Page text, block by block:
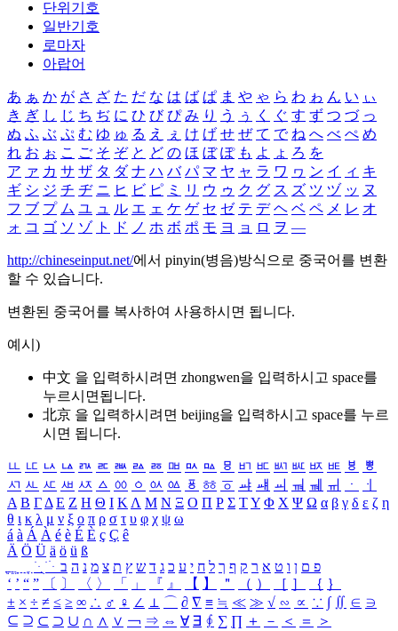
단위기호
일반기호
로마자
아랍어
あ ぁ か が さ ざ た だ な は ば ぱ ま や ゃ ら わ ゎ ん い ぃ
き ぎ し じ ち ぢ に ひ び ぴ み り う ぅ く ぐ す ず つ づ っ
ぬ ふ ぶ ぷ む ゆ ゅ る え ぇ け げ せ ぜ て で ね へ べ ぺ め
れ お ぉ こ ご そ ぞ と ど の ほ ぼ ぽ も よ ょ ろ を
ア ァ カ サ ザ タ ダ ナ ハ バ パ マ ヤ ャ ラ ワ ヮ ン イ ィ キ
ギ シ ジ チ ヂ ニ ヒ ビ ピ ミ リ ウ ゥ ク グ ス ズ ツ ヅ ッ ヌ
フ ブ プ ム ユ ュ ル エ ェ ケ ゲ セ ゼ テ デ ヘ ベ ペ メ レ オ
ォ コ ゴ ソ ゾ ト ド ノ ホ ボ ポ モ ヨ ョ ロ ヲ ―
http://chineseinput.net/에서 pinyin(병음)방식으로 중국어를 변환
할 수 있습니다.
변환된 중국어를 복사하여 사용하시면 됩니다.
예시)
中文 을 입력하시려면 zhongwen을 입력하시고 space를
누르시면됩니다.
北京 을 입력하시려면 beijing을 입력하시고 space를 누르
시면 됩니다.
ㅥ ㅦ ㅧ ㅨ ㅩ ㅪ ㅫ ㅬ ㅭ ㅮ ㅯ ㅰ ㅱ ㅲ ㅳ ㅴ ㅵ ㅶ ㅷ ㅸ
ㅹ
ㅺ ㅻ ㅼ ㅽ ㅾ ㅿ ㆀ ㆁ ㆂ ㆃ ㆄ ㆅ ㆆ ㆇ ㆈ ㆉ ㆊ ㆋ ㆌ ㆍ
ㆎ
Α Β ΓΔ Ε Ζ Η Θ Ι ΚΛ Μ Ν Ξ Ο Π Ρ Σ ΤΥ Φ Χ Ψ Ω α β γ δ ε ζ η
θ ι κ λ μ ν ξ ο π ρ σ τ υ φ χ ψ ω
á à Á À é è É È ç Ç ê
Ä Ö Ü ä ö ü ß
ִֶֹ ֻּ ׁׂ פ ם ן ו ט א ר ק ף ך ל ח י ע כ ג ד ש ץ ת צ מ נ ה ב
‘ ’ “ ” 〔 〕 〈 〉 「 」 『 』 【 】 ＂ （ ） ［ ］ ｛ ｝
± × ÷ ≠ ≤ ≥ ∞ ∴ ♂ ♀ ∠ ⊥ ⌒ ∂ ∇ ≡ ≒ ≪ ≫ √ ∽ ∝ ∵ ∫ ∬ ∈ ∋
⊆ ⊇ ⊂ ⊃ ∪ ∩ ∧ ∨ ￢ ⇒ ⇔ ∀ ∃ ∮ ∑ ∏ ＋ － ＜ ＝
＞